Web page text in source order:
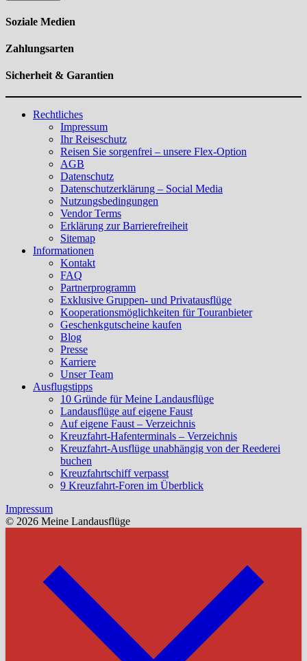
Soziale Medien
Zahlungsarten
Sicherheit & Garantien
Rechtliches
Impressum
Ihr Reiseschutz
Reisen Sie sorgenfrei – unsere Flex-Option
AGB
Datenschutz
Datenschutzerklärung – Social Media
Nutzungsbedingungen
Vendor Terms
Erklärung zur Barrierefreiheit
Sitemap
Informationen
Kontakt
FAQ
Partnerprogramm
Exklusive Gruppen- und Privatausflüge
Kooperationsmöglichkeiten für Touranbieter
Geschenkgutscheine kaufen
Blog
Presse
Karriere
Unser Team
Ausflugstipps
10 Gründe für Meine Landausflüge
Landausflüge auf eigene Faust
Auf eigene Faust – Verzeichnis
Kreuzfahrt-Hafenterminals – Verzeichnis
Kreuzfahrt-Ausflüge unabhängig von der Reederei
buchen
Kreuzfahrtschiff verpasst
9 Kreuzfahrt-Foren im Überblick
Impressum
© 2026 Meine Landausflüge